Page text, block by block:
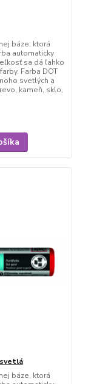
báze, ktorá
automaticky
sa dá ľahko
Farba DOT
svetlých a
kameň, sklo,
báze, ktorá